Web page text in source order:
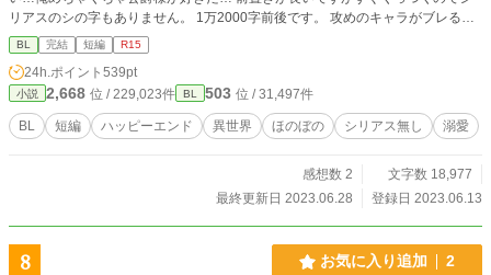
リアスのシの字もありません。 1万2000字前後です。 攻めのキャラがブレるし
若干変態です。 無表情系クール最強公爵様×のんき転生主人公(無自覚美形) おま
け完結済み
BL 完結 短編 R15
24h.ポイント 539pt
小説 2,668 位 / 229,023件 BL 503 位 / 31,497件
BL 短編 ハッピーエンド 異世界 ほのぼの シリアス無し 溺愛
感想数 2
文字数 18,977
最終更新日 2023.06.28
登録日 2023.06.13
8 お気に入り追加 2